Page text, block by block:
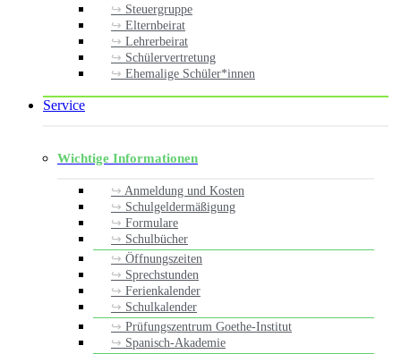
Steuergruppe
Elternbeirat
Lehrerbeirat
Schülervertretung
Ehemalige Schüler*innen
Service
Wichtige Informationen
Anmeldung und Kosten
Schulgeldermäßigung
Formulare
Schulbücher
Öffnungszeiten
Sprechstunden
Ferienkalender
Schulkalender
Prüfungszentrum Goethe-Institut
Spanisch-Akademie